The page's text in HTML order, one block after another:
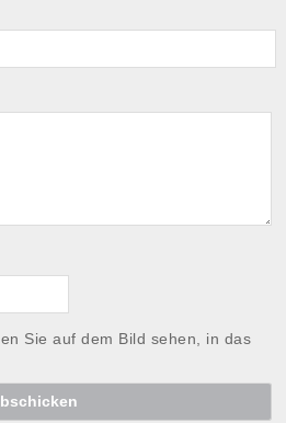
Sie auf dem Bild sehen, in das